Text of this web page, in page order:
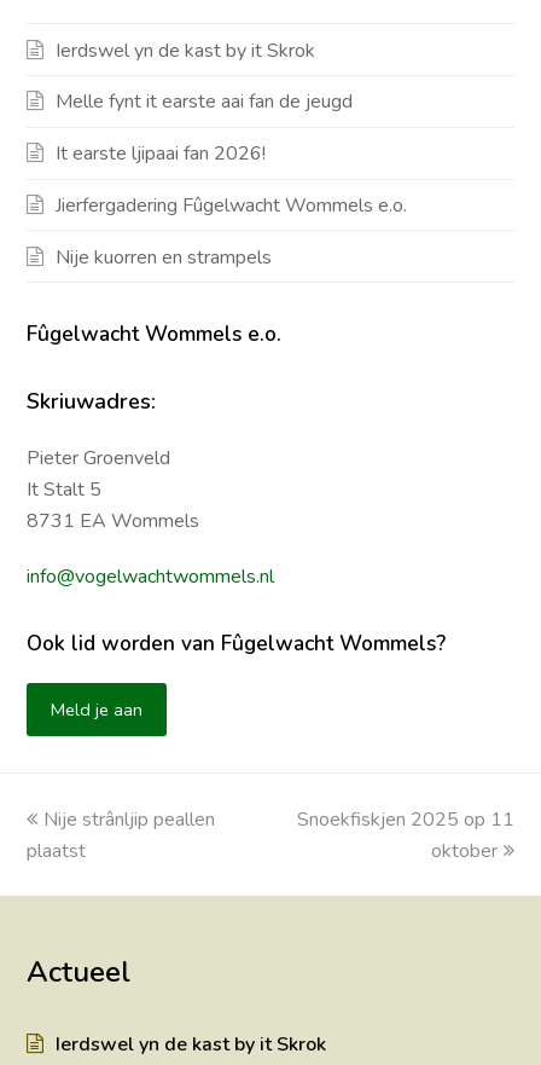
Ierdswel yn de kast by it Skrok
Melle fynt it earste aai fan de jeugd
It earste ljipaai fan 2026!
Jierfergadering Fûgelwacht Wommels e.o.
Nije kuorren en strampels
Fûgelwacht Wommels e.o.
Skriuwadres:
Pieter Groenveld
It Stalt 5
8731 EA Wommels
info@vogelwachtwommels.nl
Ook lid worden van Fûgelwacht Wommels?
Meld je aan
previous
post:
Nije strânljip peallen
plaatst
next
Snoekfiskjen 2025 op 11
oktober
Actueel
Ierdswel yn de kast by it Skrok